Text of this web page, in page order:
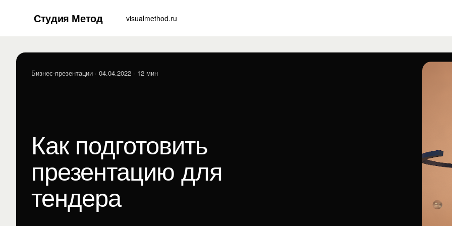
Студия Метод visualmethod.ru
Бизнес-презентации · 04.04.2022 · 12 мин
Как подготовить
презентацию для
тендера